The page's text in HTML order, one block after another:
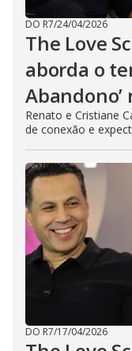
DO R7/24/04/2026
The Love
aborda o
Abandono’
Renato e Cristiane
de conexão e
DO R7/17/04/2026